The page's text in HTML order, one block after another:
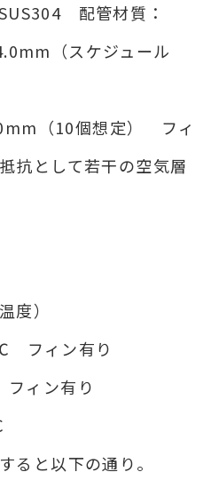
配管材質：
（スケジュール
（10個想定） フィ
抗として若干の空気層
度）
フィン有り
ィン有り
ると以下の通り。